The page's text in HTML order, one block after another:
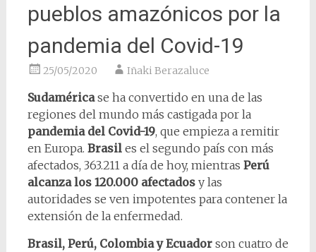
pueblos amazónicos por la
pandemia del Covid-19
25/05/2020 Iñaki Berazaluce
Sudaméricase ha convertido en una de las
regiones del mundo más castigada por la
pandemia del Covid-19, que empieza a remitir
en Europa. Brasiles el segundo país con más
afectados, 363.211 a día de hoy, mientras Perú
alcanza los 120.000 afectadosy las
autoridades se ven impotentes para contener la
extensión de la enfermedad.
Brasil, Perú, Colombia y Ecuadorson cuatro de